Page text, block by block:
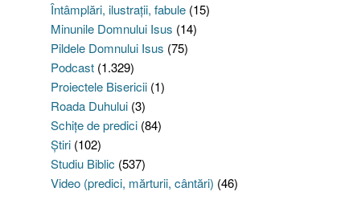
Întâmplări, ilustraţii, fabule(15)
Minunile Domnului Isus (14)
Pildele Domnului Isus (75)
Podcast(1.329)
Proiectele Bisericii(1)
Roada Duhului(3)
Schiţe de predici(84)
Ştiri(102)
Studiu Biblic (537)
Video (predici, mărturii, cântări) (46)